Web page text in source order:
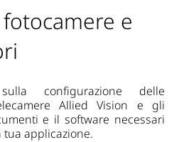
e
configurazione delle
Allied Vision e gli
e il software necessari
applicazione.